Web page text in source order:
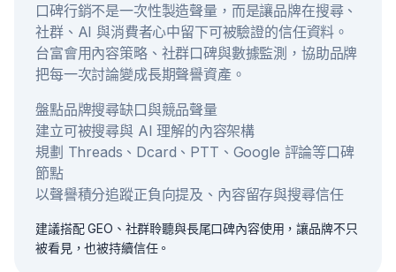
口碑行銷不是一次性製造聲量，而是讓品牌在搜尋、
社群、AI 與消費者心中留下可被驗證的信任資料。
台富會用內容策略、社群口碑與數據監測，協助品牌
把每一次討論變成長期聲譽資產。
盤點品牌搜尋缺口與競品聲量
建立可被搜尋與 AI 理解的內容架構
規劃 Threads、Dcard、PTT、Google 評論等口碑
節點
以聲譽積分追蹤正負向提及、內容留存與搜尋信任
建議搭配 GEO、社群聆聽與長尾口碑內容使用，讓品牌不只
被看見，也被持續信任。